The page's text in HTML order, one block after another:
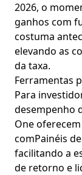
2026, o
ganhos com
costuma
elevando as
da taxa.
Ferramentas
Para
desempenho
One
comPainéis
facilitando a
de retorno e